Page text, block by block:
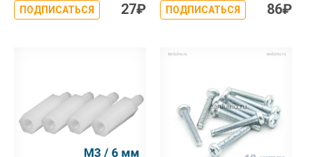
ПОДПИСАТЬСЯ 27₽ ПОДПИСАТЬСЯ 86₽